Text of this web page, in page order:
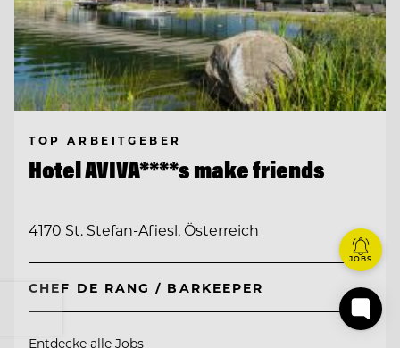
TOP ARBEITGEBER
Hotel AVIVA****s make friends
4170 St. Stefan-Afiesl, Österreich
CHEF DE RANG / BARKEEPER
Entdecke alle Jobs
JOBS